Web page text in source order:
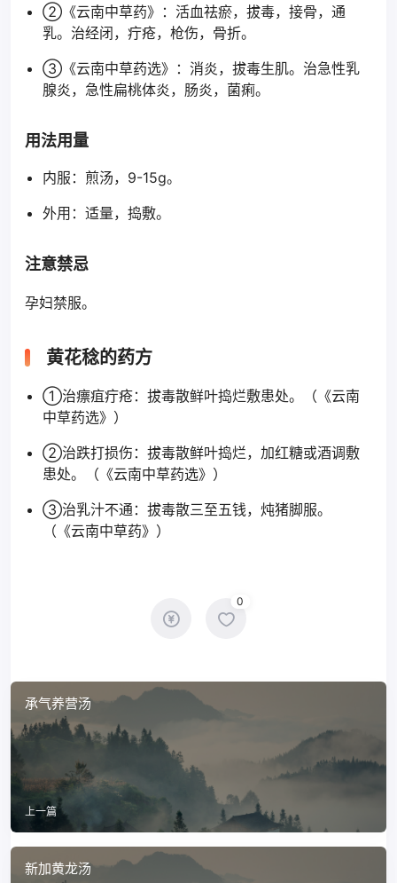
②《云南中草药》：活血祛瘀，拔毒，接骨，通
乳。治经闭，疔疮，枪伤，骨折。
③《云南中草药选》：消炎，拔毒生肌。治急性乳
腺炎，急性扁桃体炎，肠炎，菌痢。
用法用量
内服：煎汤，9-15g。
外用：适量，捣敷。
注意禁忌
孕妇禁服。
黄花稔的药方
①治瘭疽疔疮：拔毒散鲜叶捣烂敷患处。（《云南
中草药选》）
②治跌打损伤：拔毒散鲜叶捣烂，加红糖或酒调敷
患处。（《云南中草药选》）
③治乳汁不通：拔毒散三至五钱，炖猪脚服。
（《云南中草药》）
0
承气养营汤
上一篇
新加黄龙汤